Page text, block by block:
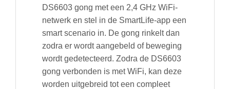
DS6603 gong met een 2,4 GHz WiFi-
netwerk en stel in de SmartLife-app een
smart scenario in. De gong rinkelt dan
zodra er wordt aangebeld of beweging
wordt gedetecteerd. Zodra de DS6603
gong verbonden is met WiFi, kan deze
worden uitgebreid tot een compleet